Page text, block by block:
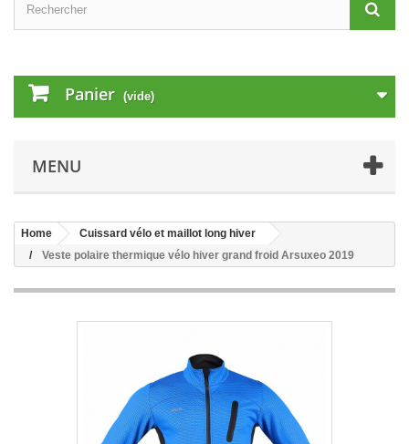
Panier (vide)
MENU
Home
Cuissard vélo et maillot long hiver
Veste polaire thermique vélo hiver grand froid Arsuxeo 2019